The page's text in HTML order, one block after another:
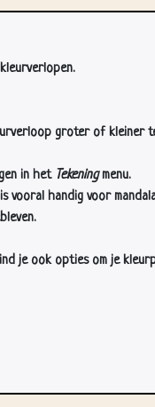
groter of kleiner te
in het Tekeningmenu.
vooral handig voor
je ook opties om je